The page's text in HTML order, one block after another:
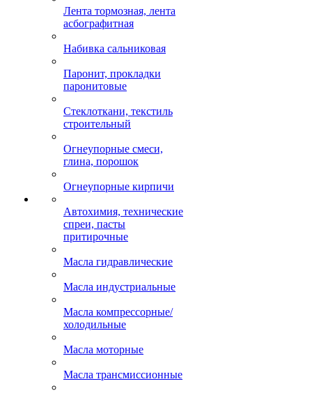
Лента тормозная, лента
асбографитная
Набивка сальниковая
Паронит, прокладки
паронитовые
Стеклоткани, текстиль
строительный
Огнеупорные смеси,
глина, порошок
Огнеупорные кирпичи
Автохимия, технические
спреи, пасты
притирочные
Масла гидравлические
Масла индустриальные
Масла компрессорные/
холодильные
Масла моторные
Масла трансмиссионные